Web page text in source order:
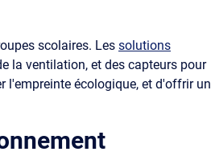
scolaires. Les solutions
la ventilation, et des capteurs pour
l'empreinte écologique, et d'offrir un